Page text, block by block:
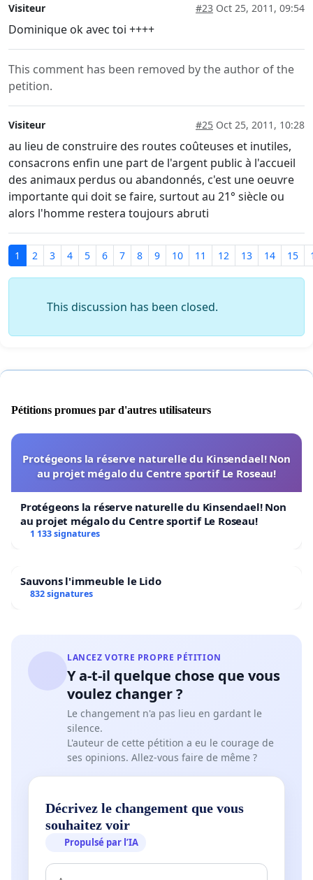
Visiteur #23 Oct 25, 2011, 09:54
Dominique ok avec toi ++++
This comment has been removed by the author of the
petition.
Visiteur #25 Oct 25, 2011, 10:28
au lieu de construire des routes coûteuses et inutiles,
consacrons enfin une part de l'argent public à l'accueil
des animaux perdus ou abandonnés, c'est une oeuvre
importante qui doit se faire, surtout au 21° siècle ou
alors l'homme restera toujours abruti
1 2 3 4 5 6 7 8 9 10 11 12 13 14 15
This discussion has been closed.
Pétitions promues par d'autres utilisateurs
Protégeons la réserve naturelle du Kinsendael! Non
au projet mégalo du Centre sportif Le Roseau!
Protégeons la réserve naturelle du Kinsendael! Non
au projet mégalo du Centre sportif Le Roseau!
1 133 signatures
Sauvons l'immeuble le Lido
832 signatures
LANCEZ VOTRE PROPRE PÉTITION
Y a-t-il quelque chose que vous
voulez changer ?
Le changement n'a pas lieu en gardant le
silence.
L'auteur de cette pétition a eu le courage de
ses opinions. Allez-vous faire de même ?
Décrivez le changement que vous
souhaitez voir
Propulsé par l’IA